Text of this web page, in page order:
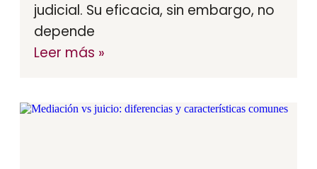
judicial. Su eficacia, sin embargo, no
depende
Leer más »